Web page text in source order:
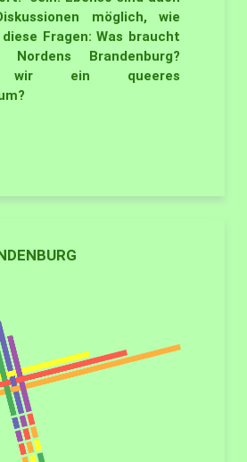
möglich, wie
Fragen: Was braucht
Brandenburg?
wir ein queeres